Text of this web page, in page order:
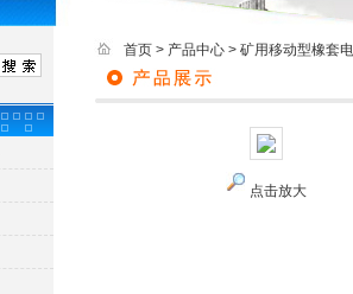
首页 > 产品中心 > 矿用移动型橡套
点击放大